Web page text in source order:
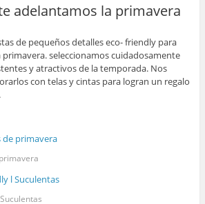
adelantamos la primavera
de pequeños detalles eco- friendly para
primavera. seleccionamos cuidadosamente
y atractivos de la temporada. Nos
con telas y cintas para logran un regalo